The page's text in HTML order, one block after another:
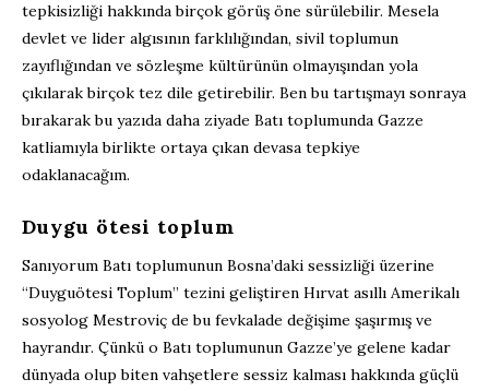
tepkisizliği hakkında birçok görüş öne sürülebilir. Mesela
devlet ve lider algısının farklılığından, sivil toplumun
zayıflığından ve sözleşme kültürünün olmayışından yola
çıkılarak birçok tez dile getirebilir. Ben bu tartışmayı sonraya
bırakarak bu yazıda daha ziyade Batı toplumunda Gazze
katliamıyla birlikte ortaya çıkan devasa tepkiye
odaklanacağım.
Duygu ötesi toplum
Sanıyorum Batı toplumunun Bosna’daki sessizliği üzerine
“Duyguötesi Toplum” tezini geliştiren Hırvat asıllı Amerikalı
sosyolog Mestroviç de bu fevkalade değişime şaşırmış ve
hayrandır. Çünkü o Batı toplumunun Gazze’ye gelene kadar
dünyada olup biten vahşetlere sessiz kalması hakkında güçlü